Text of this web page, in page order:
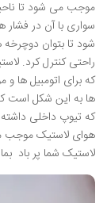
موجب می شود تا
سواری با آن در
شود تا بتوان
راحتی کنترل کرد.
که برای اتومبیل ها
ها به این شکل است
که تیوپ داخلی
هوای لاستیک موجب
لاستیک شما پر باد